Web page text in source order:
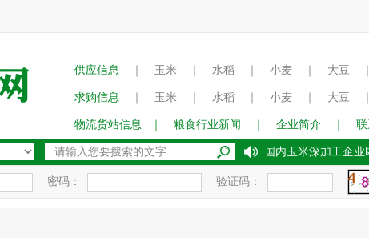
供应信息 玉米 水稻 小麦 大豆
求购信息 玉米 水稻 小麦 大豆
物流货站信息 粮食行业新闻 企业简介 联
2017年8月15日国内玉米深加工企业
密码： 验证码：